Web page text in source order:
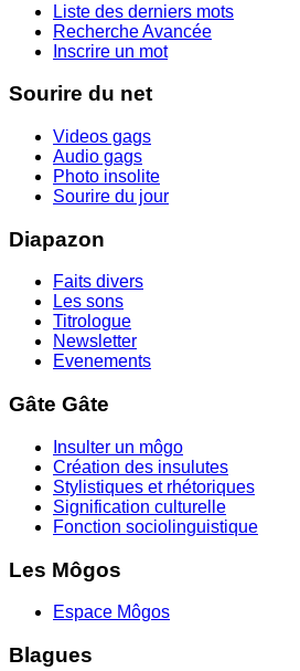
Liste des derniers mots
Recherche Avancée
Inscrire un mot
Sourire du net
Videos gags
Audio gags
Photo insolite
Sourire du jour
Diapazon
Faits divers
Les sons
Titrologue
Newsletter
Evenements
Gâte Gâte
Insulter un môgo
Création des insulutes
Stylistiques et rhétoriques
Signification culturelle
Fonction sociolinguistique
Les Môgos
Espace Môgos
Blagues